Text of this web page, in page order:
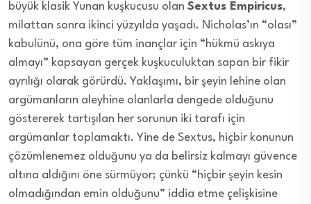
büyük klasik Yunan kuşkucusu olan Sextus Empiricus,
milattan sonra ikinci yüzyılda yaşadı. Nicholas’ın “olası”
kabulünü, ona göre tüm inançlar için “hükmü askıya
almayı” kapsayan gerçek kuşkuculuktan sapan bir fikir
ayrılığı olarak görürdü. Yaklaşımı, bir şeyin lehine olan
argümanların aleyhine olanlarla dengede olduğunu
göstererek tartışılan her sorunun iki tarafı için
argümanlar toplamaktı. Yine de Sextus, hiçbir konunun
çözümlenemez olduğunu ya da belirsiz kalmayı güvence
altına aldığını öne sürmüyor; çünkü “hiçbir şeyin kesin
olmadığından emin olduğunu” iddia etme çelişkisine